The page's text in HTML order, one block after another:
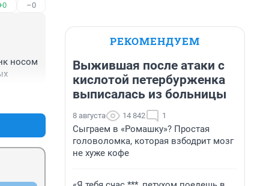
–0
носом
РЕКОМЕНДУЕМ
Выжившая после атаки с
кислотой петербурженка
выписалась из больницы
8 августа 14 842 1
Сыграем в «Ромашку»? Простая
головоломка, которая взбодрит мозг
не хуже кофе